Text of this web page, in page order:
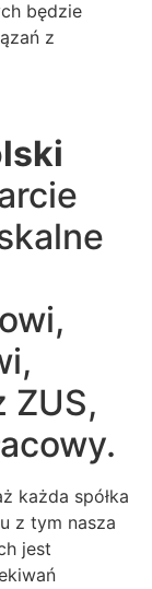
będzie
z
ZUS,
każda spółka
z tym nasza
jest